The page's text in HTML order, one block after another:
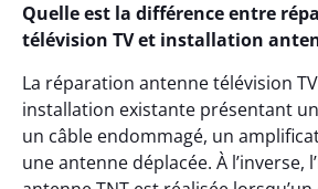
Quelle est la différence entre
télévision TV et installation
La réparation antenne télévision
installation existante présentant
un câble endommagé, un
une antenne déplacée. À l’inverse,